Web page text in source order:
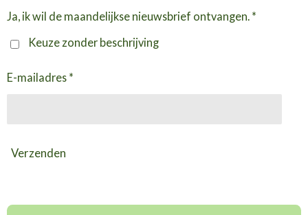
Ja, ik wil de maandelijkse nieuwsbrief ontvangen. *
Keuze zonder beschrijving
E-mailadres *
Verzenden